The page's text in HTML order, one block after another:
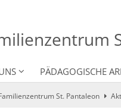
PÄDAGOGISCHE
St. Pantaleon